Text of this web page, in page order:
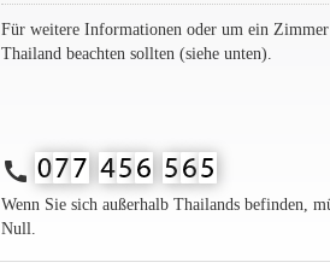
Für weitere Informationen oder um ein
Thailand beachten sollten (siehe unten).
call
Wenn Sie sich außerhalb Thailands befinden,
Null.